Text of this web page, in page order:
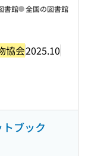
協会2025.10
書館 全国の図書館
ブック